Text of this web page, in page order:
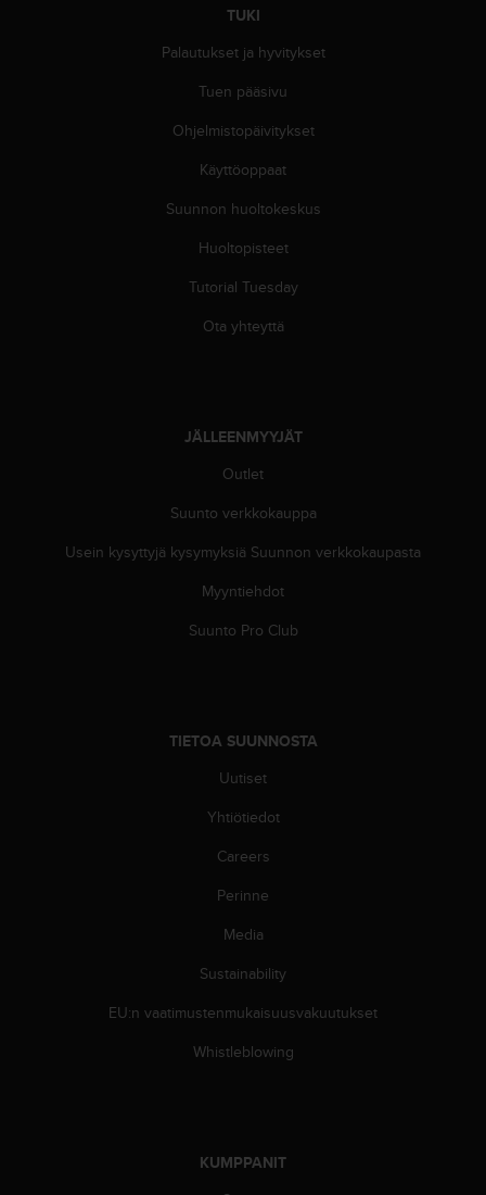
TUKI
Palautukset ja hyvitykset
Tuen pääsivu
Ohjelmistopäivitykset
Käyttöoppaat
Suunnon huoltokeskus
Huoltopisteet
Tutorial Tuesday
Ota yhteyttä
JÄLLEENMYYJÄT
Outlet
Suunto verkkokauppa
Usein kysyttyjä kysymyksiä Suunnon verkkokaupasta
Myyntiehdot
Suunto Pro Club
TIETOA SUUNNOSTA
Uutiset
Yhtiötiedot
Careers
Perinne
Media
Sustainability
EU:n vaatimustenmukaisuusvakuutukset
Whistleblowing
KUMPPANIT